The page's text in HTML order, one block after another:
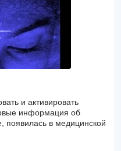
и активировать
информация об
в медицинской